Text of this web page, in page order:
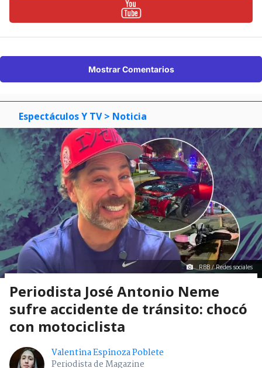
Mostrar Comentarios
Espectáculos Y TV > Noticia
RBB / Redes sociales
Periodista José Antonio Neme
sufre accidente de tránsito: chocó
con motociclista
Valentina Espinoza Poblete
Periodista de Magazine